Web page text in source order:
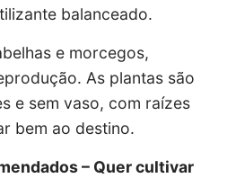
balanceado.
e morcegos,
As plantas são
e sem vaso, com raízes
bem ao destino.
– Quer cultivar